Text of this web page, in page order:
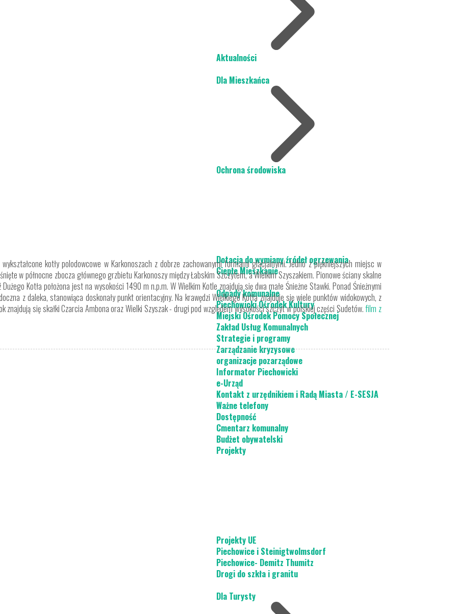
Aktualności
Dla Mieszkańca
Ochrona środowiska
Dotacja do wymiany źródeł ogrzewania
Ciepłe Mieszkanie
Odpady komunalne
Piechowicki Ośrodek Kultury
Miejski Ośrodek Pomocy Społecznej
Zakład Usług Komunalnych
Strategie i programy
Zarządzanie kryzysowe
organizacje pozarządowe
Informator Piechowicki
e-Urząd
Kontakt z urzędnikiem i Radą Miasta / E-SESJA
Ważne telefony
Dostępność
Cmentarz komunalny
Budżet obywatelski
Projekty
Projekty UE
Piechowice i Steinigtwolmsdorf
Piechowice- Demitz Thumitz
Drogi do szkła i granitu
Dla Turysty
kotły polodowcowe w Karkonoszach z dobrze zachowanymi formami glacjalnymi. Jedno z piękniejszych miejsc w
w północne zbocza głównego grzbietu Karkonoszy między Łabskim Szczytem, a Wielkim Szyszakiem. Pionowe ściany skalne
Kotła położona jest na wysokości 1490 m n.p.m. W Wielkim Kotle znajdują się dwa małe Śnieżne Stawki. Ponad Śnieżnymi
z daleka, stanowiąca doskonały punkt orientacyjny. Na krawędzi Wielkiego Kotła znajduje się wiele punktów widokowych, z
znajdują się skałki Czarcia Ambona oraz Wielki Szyszak - drugi pod względem wysokości szczyt w polskiej części Sudetów.film z